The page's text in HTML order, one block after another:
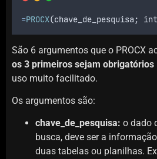
=PROCX(chave_de_pesquisa;
São 6 argumentos que o PROCX
os 3 primeiros sejam obrigatórios
uso muito facilitado.
Os argumentos são:
chave_de_pesquisa: o dado
busca, deve ser a
duas tabelas ou planilhas.